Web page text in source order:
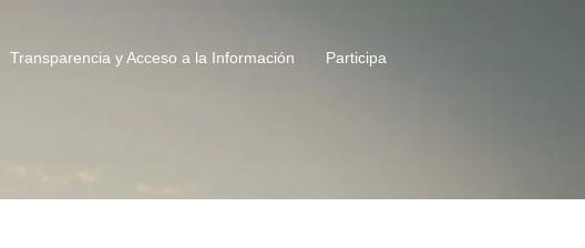
Transparencia y Acceso a la Información Participa